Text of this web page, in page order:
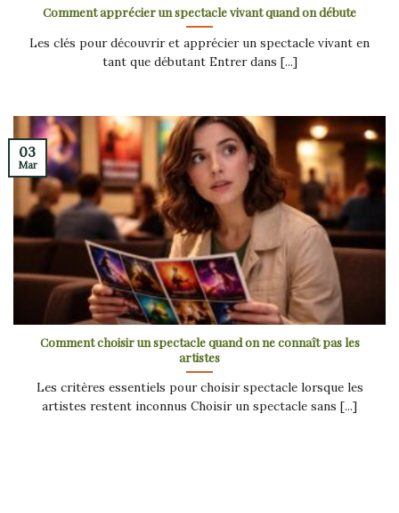
Comment apprécier un spectacle vivant quand on débute
Les clés pour découvrir et apprécier un spectacle vivant en
tant que débutant Entrer dans [...]
Comment choisir un spectacle quand on ne connaît pas les
artistes
Les critères essentiels pour choisir spectacle lorsque les
artistes restent inconnus Choisir un spectacle sans [...]
03
Mar